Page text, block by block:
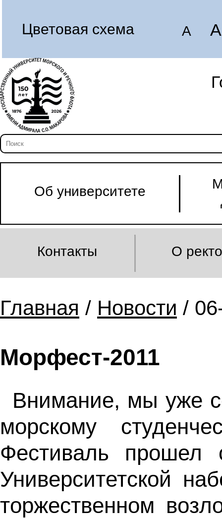
Цветовая схема A A
Об университете
Контакты О
Главная / Новости /
Морфест-2011
Внимание, мы уже
морскому
Фестиваль
Университетской
торжественном